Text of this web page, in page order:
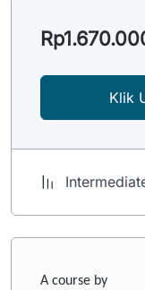
Rp
Klik
A course by